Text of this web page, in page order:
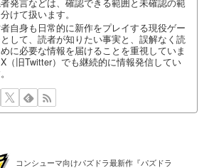
発言などは、確認できる範囲と未確認の範
けて扱います。
自身も日常的に新作をプレイする現役ゲー
して、読者が知りたい事実と、誤解なく読
に必要な情報を届けることを重視していま
（旧Twitter）でも継続的に情報発信してい
コンシューマ向けパズドラ最新作『パズドラ